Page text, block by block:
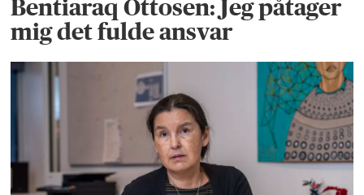
Bentiaraq Ottosen: Jeg påtager
mig det fulde ansvar